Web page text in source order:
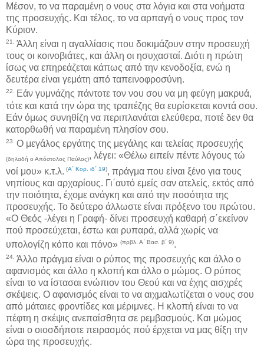
Μέσον, το να παραμένη ο νους στα λόγια και στα νοήματα
της προσευχής. Και τέλος, το να αρπαγή ο νους προς τον
Κύριον.
21. Άλλη είναι η αγαλλίασις που δοκιμάζουν στην προσευχή
τους οι κοινοβιάτες, και άλλη οι ησυχασταί. Διότι η πρώτη
ίσως να επηρεάζεται κάπως από την κενοδοξία, ενώ η
δευτέρα είναι γεμάτη από ταπεινοφροσύνη.
22. Εάν γυμνάζης πάντοτε τον νου σου να μη φεύγη μακρυά,
τότε και κατά την ώρα της τραπέζης θα ευρίσκεται κοντά σου.
Εάν όμως συνηθίζη να περιπλανάται ελεύθερα, ποτέ δεν θα
κατορθωθή να παραμένη πλησίον σου.
23. Ο μεγάλος εργάτης της μεγάλης και τελείας προσευχής
(δηλαδή ο Απόστολος Παύλος), λέγει: «Θέλω ειπείν πέντε λόγους τώ
νοί μου» κ.τ.λ. (Α΄ Κορ. ιδ΄ 19), πράγμα που είναι ξένο για τους
νηπίους και αρχαρίους. Γι΄αυτό εμείς σαν ατελείς, εκτός από
την ποιότητα, έχομε ανάγκη και από την ποσότητα της
προσευχής. Το δεύτερο άλλωστε είναι πρόξενο του πρώτου.
«Ο Θεός -λέγει η Γραφή- δίνει προσευχή καθαρή σ΄εκείνον
πού προσεύχεται, έστω και ρυπαρά, αλλά χωρίς να
υπολογίζη κόπο και πόνο» (πρβλ. Α΄ Βασ. β΄ 9).
24. Άλλο πράγμα είναι ο ρύπος της προσευχής και άλλο ο
αφανισμός και άλλο η κλοπή και άλλο ο μώμος. Ο ρύπος
είναι το να ίστασαι ενώπιον του Θεού και να έχης αισχρές
σκέψεις. Ο αφανισμός είναι το να αιχμαλωτίζεται ο νους σου
από μάταιες φροντίδες και μέριμνες. Η κλοπή είναι το να
πέφτη η σκέψις ανεπαίσθητα σε ρεμβασμούς. Και μώμος
είναι ο οιοσδήποτε πειρασμός πού έρχεται να μας θίξη την
ώρα της προσευχής.